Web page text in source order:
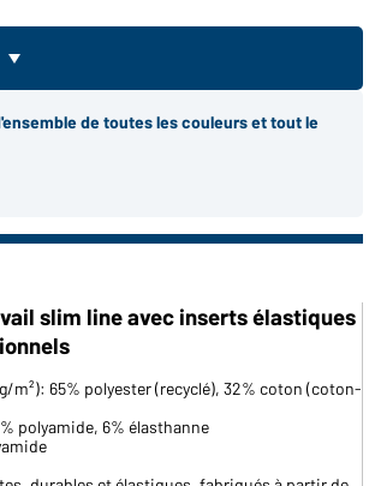
de toutes les couleurs et tout le
slim line avec inserts élastiques
m²): 65% polyester (recyclé), 32% coton (coton-
polyamide, 6% élasthanne